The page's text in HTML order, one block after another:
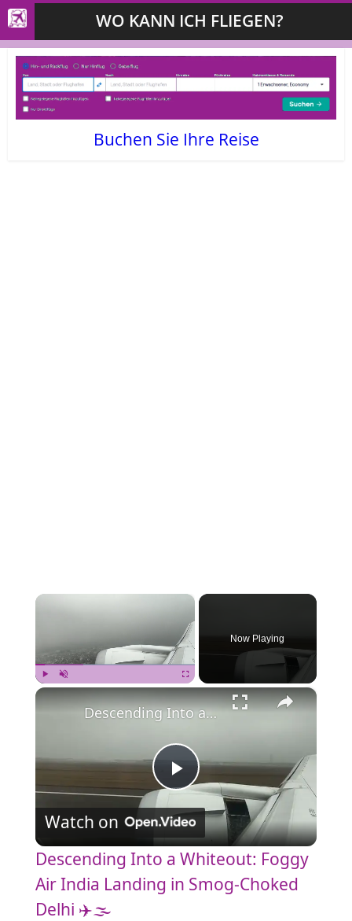
WO KANN ICH FLIEGEN?
Buchen Sie Ihre Reise
×
Play Unmute Fullscreen
Now Playing
×
P
l
a
Descending Into a Whiteout: Foggy Air India Landing in Smog-Choked Delhi ✈️🌫️
Watch on
Descending Into a Whiteout: Foggy
Air India Landing in Smog-Choked
Delhi ✈️🌫️